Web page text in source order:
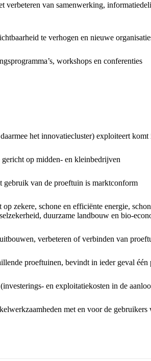
verbeteren van samenwerking,
te verhogen en nieuwe
workshops en conferenties
het innovatiecluster) exploiteert
op midden- en kleinbedrijven
gebruik van de proeftuin is marktconform
zekere, schone en efficiënte energie,
duurzame landbouw en bio-
verbeteren of verbinden van
proeftuinen, bevindt in ieder geval
en exploitatiekosten in de
met en voor de